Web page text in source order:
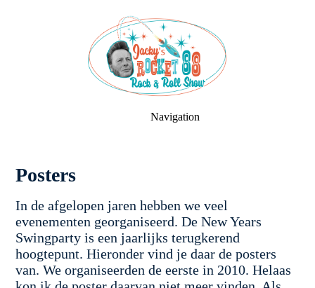
Navigation
Posters
In de afgelopen jaren hebben we veel
evenementen georganiseerd. De New Years
Swingparty is een jaarlijks terugkerend
hoogtepunt. Hieronder vind je daar de posters
van. We organiseerden de eerste in 2010. Helaas